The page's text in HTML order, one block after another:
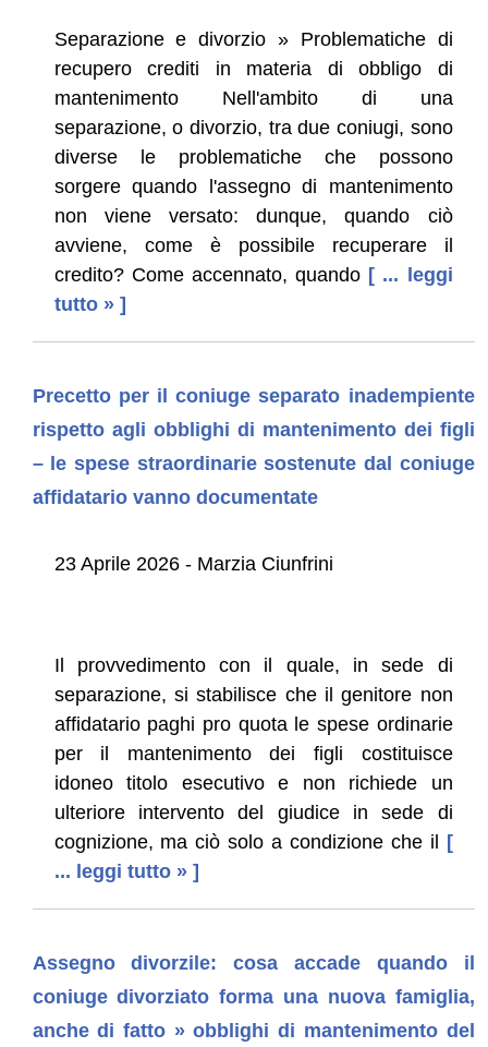
Separazione e divorzio » Problematiche di
recupero crediti in materia di obbligo di
mantenimento Nell'ambito di una
separazione, o divorzio, tra due coniugi, sono
diverse le problematiche che possono
sorgere quando l'assegno di mantenimento
non viene versato: dunque, quando ciò
avviene, come è possibile recuperare il
credito? Come accennato, quando [ ... leggi
tutto » ]
Precetto per il coniuge separato inadempiente
rispetto agli obblighi di mantenimento dei figli
– le spese straordinarie sostenute dal coniuge
affidatario vanno documentate
23 Aprile 2026 - Marzia Ciunfrini
Il provvedimento con il quale, in sede di
separazione, si stabilisce che il genitore non
affidatario paghi pro quota le spese ordinarie
per il mantenimento dei figli costituisce
idoneo titolo esecutivo e non richiede un
ulteriore intervento del giudice in sede di
cognizione, ma ciò solo a condizione che il [
... leggi tutto » ]
Assegno divorzile: cosa accade quando il
coniuge divorziato forma una nuova famiglia,
anche di fatto » obblighi di mantenimento del